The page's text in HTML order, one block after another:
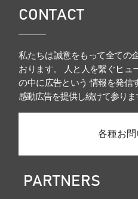
CONTACT
私たちは誠意をもって全ての
おります。 人と人を繋ぐヒュ
の中に広告という 情報を発信
感動広告を提供し続けて参りま
各種お
PARTNERS